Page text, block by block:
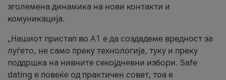
зголемена динамика на нови контакти и
комуникација.
„Нашиот пристап во А1 е да создадеме вредност за
луѓето, не само преку технологија, туку и преку
поддршка на нивните секојдневни избори. Safe
dating е повеќе од практичен совет, тоа е